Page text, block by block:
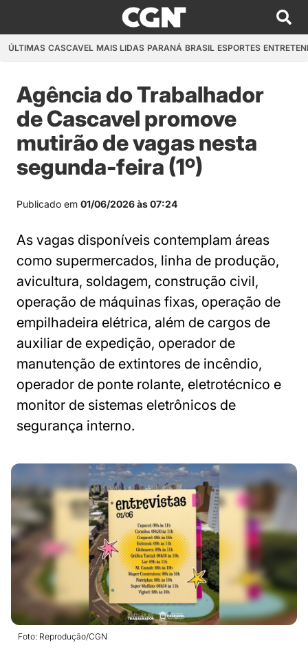
ÚLTIMAS CASCAVEL MAIS LIDAS PARANÁ BRASIL ESPORTES
Agência do Trabalhador
de Cascavel promove
mutirão de vagas nesta
segunda-feira (1º)
Publicado em 01/06/2026 às 07:24
As vagas disponíveis contemplam áreas
como supermercados, linha de produção,
avicultura, soldagem, construção civil,
operação de máquinas fixas, operação de
empilhadeira elétrica, além de cargos de
auxiliar de expedição, operador de
manutenção de extintores de incêndio,
operador de ponte rolante, eletrotécnico e
monitor de sistemas eletrônicos de
segurança interno.
Foto: Reprodução/CGN